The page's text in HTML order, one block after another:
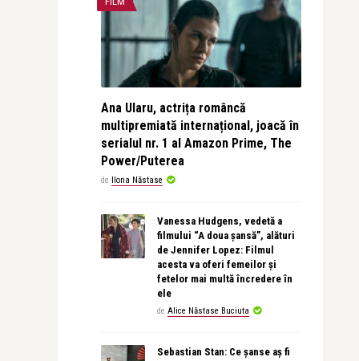
Ana Ularu, actrița româncă
multipremiată internațional, joacă în
serialul nr. 1 al Amazon Prime, The
Power/Puterea
de Ilona Năstase
Vanessa Hudgens, vedetă a
filmului “A doua șansă”, alături
de Jennifer Lopez: Filmul
acesta va oferi femeilor și
fetelor mai multă încredere în
ele
de Alice Năstase Buciuta
Sebastian Stan: Ce șanse aș fi